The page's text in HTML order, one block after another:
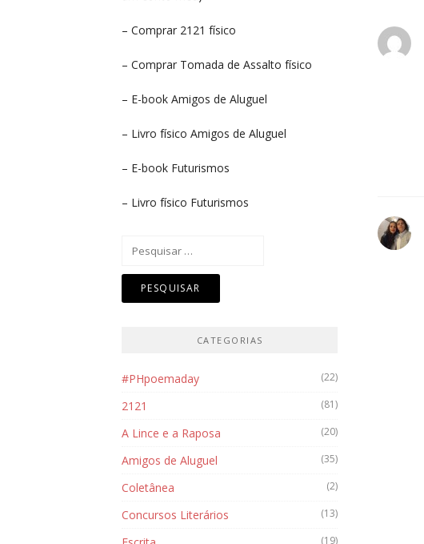
– Comprar 2121 físico
– Comprar Tomada de Assalto físico
– E-book Amigos de Aluguel
– Livro físico Amigos de Aluguel
– E-book Futurismos
– Livro físico Futurismos
CATEGORIAS
#PHpoemaday (22)
2121 (81)
A Lince e a Raposa (20)
Amigos de Aluguel (35)
Coletânea (2)
Concursos Literários (13)
(19)